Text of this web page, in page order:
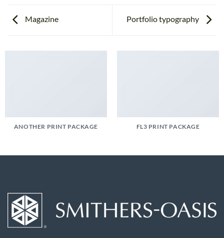
Magazine Portfolio typography
ANOTHER PRINT PACKAGE FL3 PRINT PACKAGE